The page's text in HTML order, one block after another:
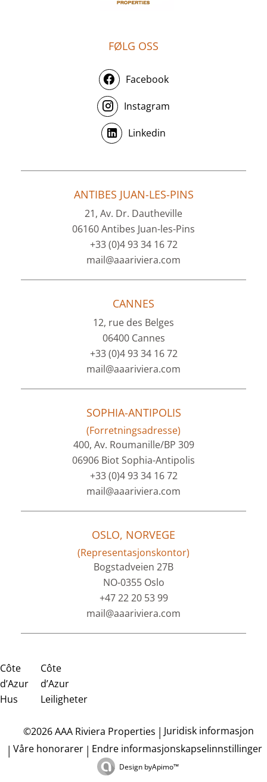
FØLG OSS
Facebook
Instagram
Linkedin
ANTIBES JUAN-LES-PINS
21, Av. Dr. Dautheville
06160 Antibes Juan-les-Pins
+33 (0)4 93 34 16 72
mail@aaariviera.com
CANNES
12, rue des Belges
06400 Cannes
+33 (0)4 93 34 16 72
mail@aaariviera.com
SOPHIA-ANTIPOLIS
(Forretningsadresse)
400, Av. Roumanille/BP 309
06906 Biot Sophia-Antipolis
+33 (0)4 93 34 16 72
mail@aaariviera.com
OSLO, NORVEGE
(Representasjonskontor)
Bogstadveien 27B
NO-0355 Oslo
+47 22 20 53 99
mail@aaariviera.com
Côte
d’Azur
Hus
Côte
d’Azur
Leiligheter
©2026 AAA Riviera Properties
Juridisk informasjon
Våre honorarer
Endre informasjonskapselinnstillinger
Design byApimo™